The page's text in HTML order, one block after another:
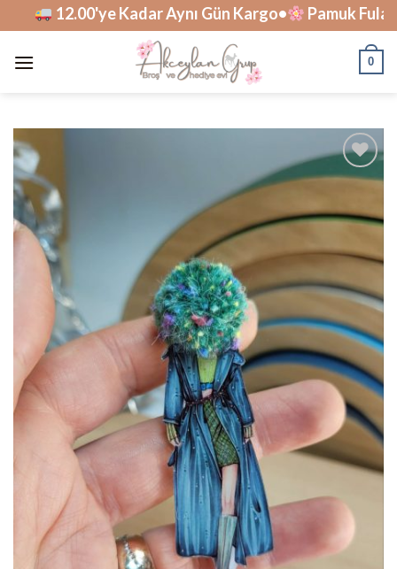
to
content
12.00'ye Kadar Aynı Gün Kargo• Pamuk Fularlar
0
İstek
Listesine